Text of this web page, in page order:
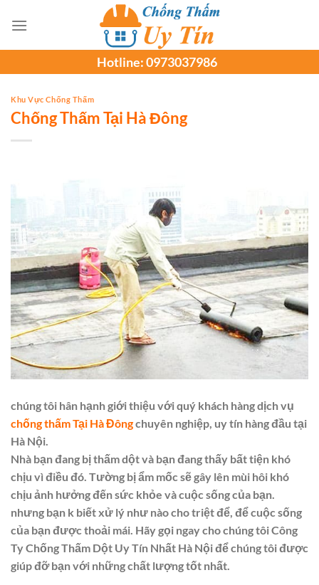
đến
Hotline:0973037986
Khu Vực Chống Thấm
Chống Thấm Tại Hà Đông
chúng tôi hân hạnh giới thiệu với quý khách hàng dịch vụ
chống thấm Tại Hà Đôngchuyên nghiệp, uy tín hàng đầu tại
Hà Nội.
Nhà bạn đang bị thấm dột và bạn đang thấy bất tiện khó
chịu vì điều đó. Tường bị ẩm mốc sẽ gây lên mùi hôi khó
chịu ảnh hưởng đến sức khỏe và cuộc sống của bạn.
nhưng bạn k biết xử lý như nào cho triệt để, để cuộc sống
của bạn được thoải mái. Hãy gọi ngay cho chúng tôi Công
Ty Chống Thấm Dột Uy Tín Nhất Hà Nội để chúng tôi được
giúp đỡ bạn với những chất lượng tốt nhất.